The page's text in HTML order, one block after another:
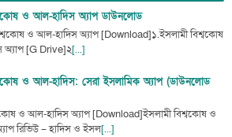
ও আল-হাদিস অ্যাপ ডাউনলোড
ও আল-হাদিস অ্যাপ [Download]১.ইসলামী বিশ্বকোষ
অ্যাপ [G Drive]২[...]
ও আল-হাদিস: সেরা ইসলামিক অ্যাপ (ডাউনলোড
ও আল-হাদিস অ্যাপ [Download]ইসলামী বিশ্বকোষ ও
রিভিউ – হাদিস ও ইসল[...]